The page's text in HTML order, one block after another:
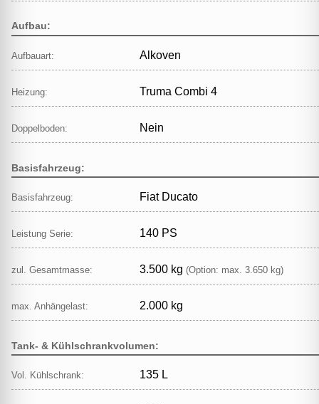
Aufbau:
Aufbauart: Alkoven
Heizung: Truma Combi 4
Doppelboden: Nein
Basisfahrzeug:
Basisfahrzeug: Fiat Ducato
Leistung Serie: 140 PS
zul. Gesamtmasse: 3.500 kg (Option: max. 3.650 kg)
max. Anhängelast: 2.000 kg
Tank- & Kühlschrankvolumen:
Vol. Kühlschrank: 135 L